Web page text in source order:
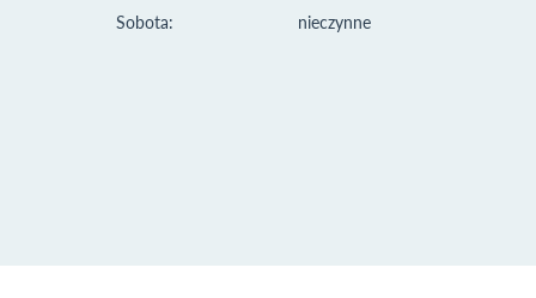
Sobota:
nieczynne